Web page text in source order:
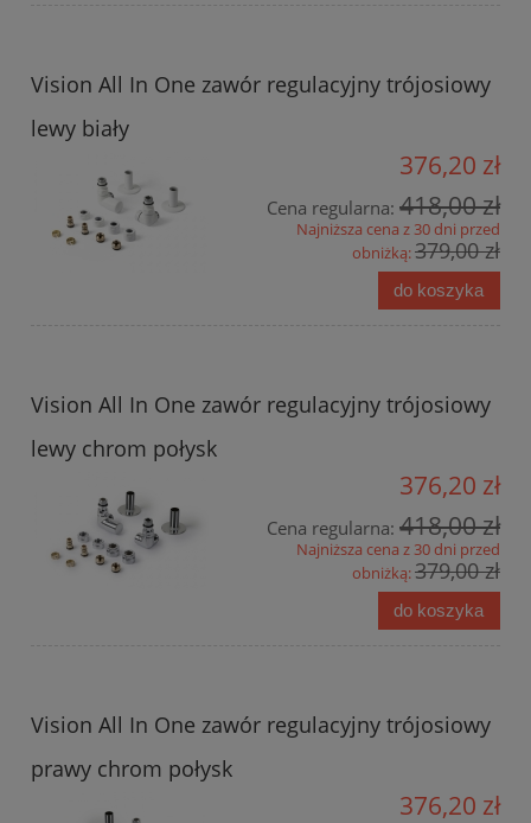
Vision All In One zawór regulacyjny trójosiowy
lewy biały
376,20 zł
Cena regularna: 418,00 zł
Najniższa cena z 30 dni przed
obniżką:379,00 zł
do koszyka
Vision All In One zawór regulacyjny trójosiowy
lewy chrom połysk
376,20 zł
Cena regularna: 418,00 zł
Najniższa cena z 30 dni przed
obniżką:379,00 zł
do koszyka
Vision All In One zawór regulacyjny trójosiowy
prawy chrom połysk
376,20 zł